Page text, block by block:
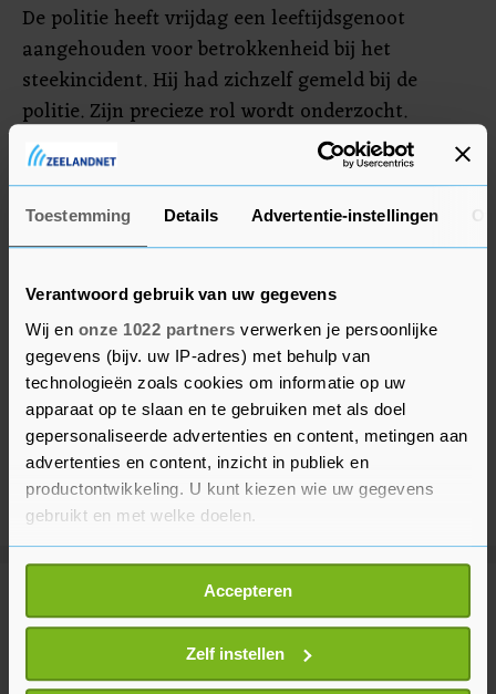
Toestemming Details Advertentie-instellingen
Verantwoord gebruik van uw gegevens
Wij en onze 1022 partners verwerken je persoonlijke
gegevens (bijv. uw IP-adres) met behulp van
technologieën zoals cookies om informatie op uw
apparaat op te slaan en te gebruiken met als doel
gepersonaliseerde advertenties en content, metingen aan
advertenties en content, inzicht in publiek en
productontwikkeling. U kunt kiezen wie uw gegevens
gebruikt en met welke doelen.
Als u het toestaat, willen we ook graag:
Informatie verzamelen over uw geografische
locatie, die tot een paar meter nauwkeurig kan zijn
Uw apparaat identificeren door het actief te
scannen op specifieke eigenschappen (fingerprinting)
Accepteren
Zelf instellen
De politie heeft vrijdag een leeftijdsgenoot
aangehouden voor betrokkenheid bij het
steekincident. Hij had zichzelf gemeld bij de
politie. Zijn precieze rol wordt onderzocht.
Meer uit Binnenland
Boeren met tractoren